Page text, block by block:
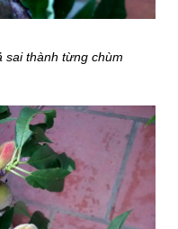
sai thành từng chùm